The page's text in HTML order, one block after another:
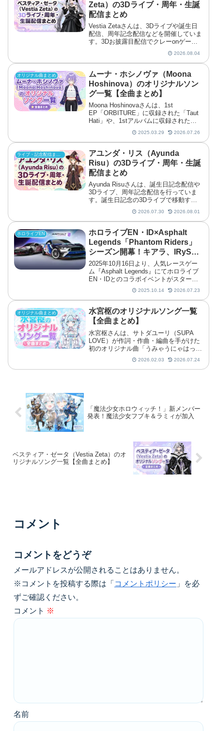
Zeta）の3Dライブ・周年・生誕
配信まとめ
Vestia Zetaさんは、3Dライブや誕生日
配信、周年記念配信などを開催していま
す。3Dお披露目配信でクレーonゲーム
企画に挑戦したほか、誕生日3Dライブ
ではジャズ調の演出とともに楽曲を披露
しました。この記事では、Vestia Zetaさ
んの誕生日・3Dライブ・周年記念配信
を時系列順にまとめて紹
2026.08.04
オリジナル曲まとめ
ムーナ・ホシノヴァ（Moona
Hoshinova）のオリジナルソン
グ一覧【全曲まとめ】
Moona Hoshinovaさんは、1st
EP「ORBITURE」に収録された「Taut
Hati」や、1stアルバムに収録された
「Lasting Freedom」など、EP・アルバ
ムを重ねながらオリジナル曲を発表して
きました。「hol
2025.03.29 2026.07.26
アユンダ・リス（Ayunda
Risu）の3Dライブ・周年・生誕
配信まとめ
Ayunda Risuさんは、誕生日記念配信や
3Dライブ、周年記念配信を行っていま
す。誕生日記念の3Dライブで移動する
トラックステージからパフォーマンスを
届けたほか、記念配信での新衣装お披露
目など多彩な企画を実施しました。この
記事では、Ayunda Risuさんの誕生日・
3Dライブ・周年記念配信を時
2026.07.30 2026.08.01
ホロライブEN
ホロライブEN・ID×Asphalt
Legends「Phantom Riders」
シーズン開幕！キアラ、IRySら
が登場
2025年10月16日より、人気レースゲー
ム『Asphalt Legends』にてホロライブ
EN・IDとのコラボイベントがスター
ト。ホロライブEN・IDのメンバー4名が
登場し、特別なレースイベントや限定報
酬が登場します。※一部AIによる翻訳...
2025.10.14 2026.07.23
オリジナル曲まとめ
水宮枢のオリジナルソング一覧
【全曲まとめ】
水宮枢さんは、サトダユーリ（SUPA
LOVE）が作詞・作曲・編曲を手がけた
初のオリジナル曲「うみゃうにゃはっぴ
ーらいふ」や、デビュー曲を一人で歌っ
た「FG ROADSTER (水宮枢 SOLO
ver.)」をリリースしました。また「FLO
2026.02.03 2026.07.24
「魔法少女ホロウィッチ！」新メンバー
発表！魔法少女フブキ＆ラミィが加入
ベスティア・ゼータ（Vestia Zeta）のオ
リジナルソング一覧【全曲まとめ】
コメント
コメントをどうぞ
メールアドレスが公開されることはありません。
※コメントを投稿する際は「 コメントポリシー 」を必
ずご確認ください。
コメント ※
名前